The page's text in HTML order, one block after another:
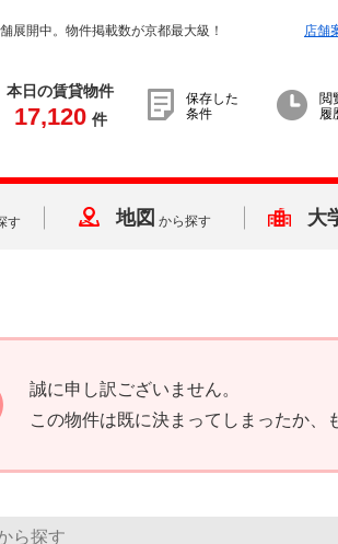
展開中。物件掲載数が京都最大級！ 店舗
本日の賃貸物件
17,120 件
保存した
条件
閲
履
す 地図 から探す 大
誠に申し訳ございません。
この物件は既に決まってしまったか、